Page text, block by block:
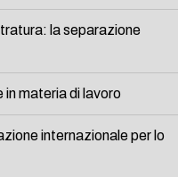
la separazione
in materia di lavoro
internazionale per lo